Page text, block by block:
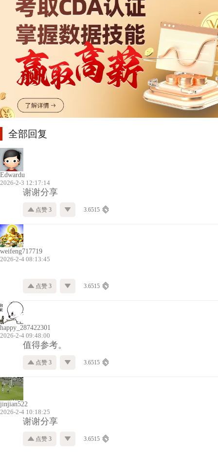
全部回复
Edwardu
2026-2-3 12:17:14
谢谢分享
点赞 3 3.6515
weifeng717719
2026-2-4 08:13:45
点赞 3 3.6515
happy_287422301
2026-2-4 09:48:00
值得参考。
点赞 3 3.6515
jinjian522
2026-2-4 10:18:25
谢谢分享
点赞 3 3.6515